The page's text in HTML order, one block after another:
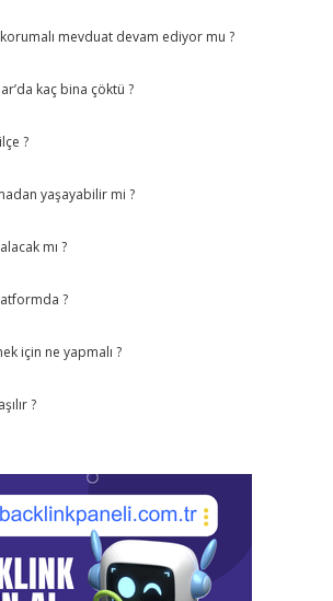
mevduat devam ediyor mu ?
kaç bina çöktü ?
?
yaşayabilir mi ?
mı ?
?
için ne yapmalı ?
?